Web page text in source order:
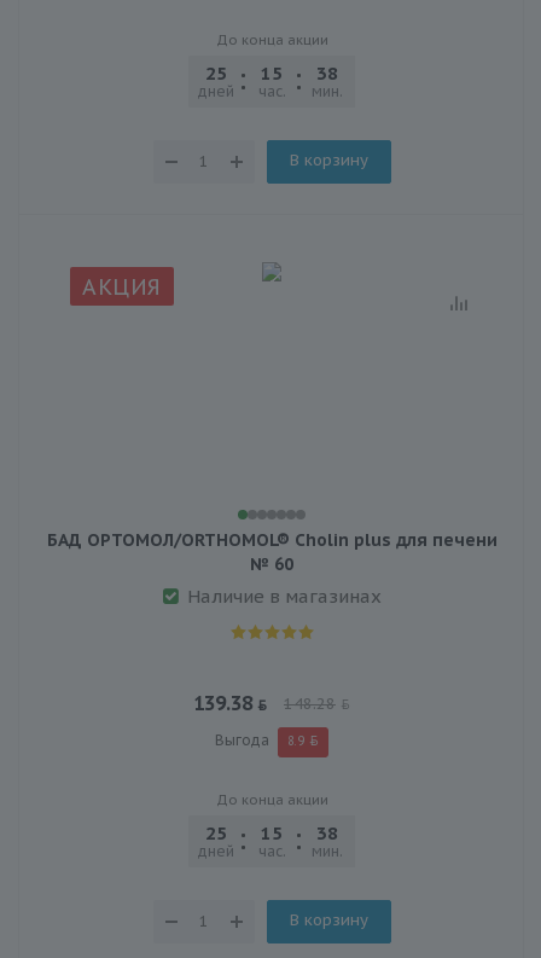
До конца акции
25
дней
15
час.
38
мин.
В корзину
АКЦИЯ
БАД ОРТОМОЛ/ORTHOMOL® Cholin plus для печени
№ 60
Наличие в магазинах
139.38 148.28
Выгода 8.9
До конца акции
25
дней
15
час.
38
мин.
В корзину